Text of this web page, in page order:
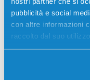
pubblicità e social
con altre informazioni
raccolto dal suo
SPC440DN